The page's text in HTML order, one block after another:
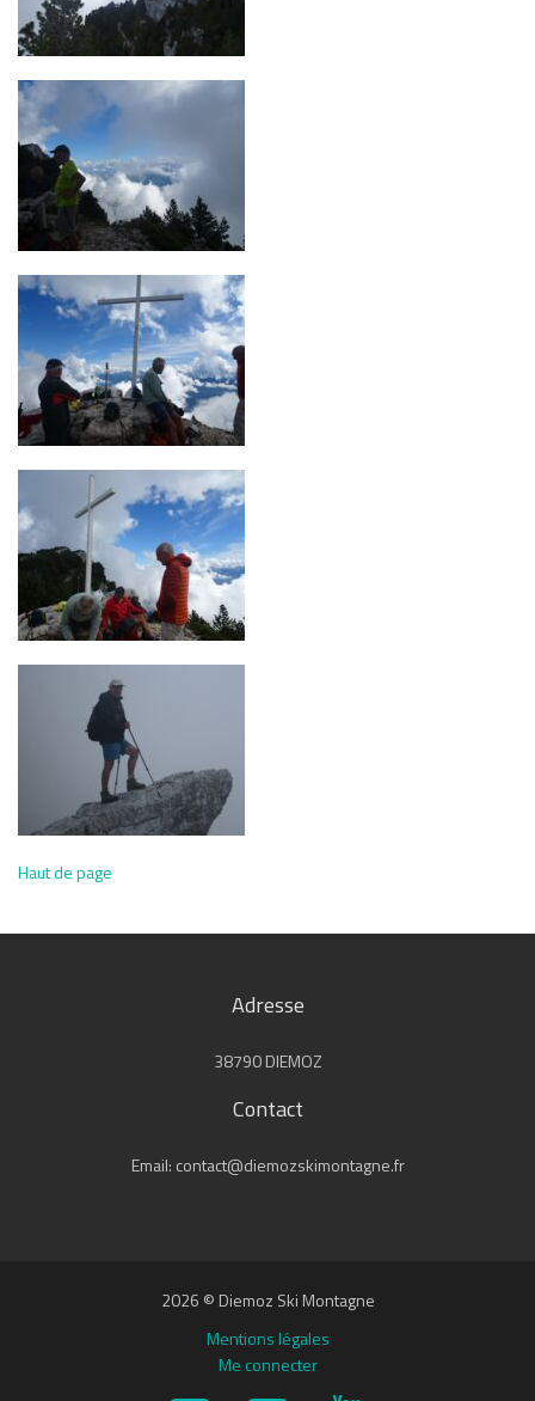
Haut de page
Adresse
38790 DIEMOZ
Contact
Email: contact@diemozskimontagne.fr
2026 © Diemoz Ski Montagne
Mentions légales
Me connecter